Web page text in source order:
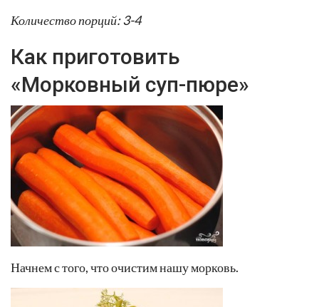
Количество порций: 3-4
Как приготовить
«Морковный суп-пюре»
Начнем с того, что очистим нашу морковь.